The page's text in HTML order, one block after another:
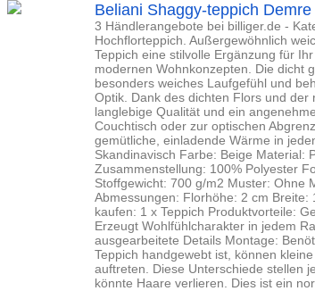
Beliani Shaggy-teppich
3 Händlerangebote bei billiger.de -
Hochflorteppich. Außergewöhnlich
Teppich eine stilvolle Ergänzung für
modernen Wohnkonzepten. Die dicht
besonders weiches Laufgefühl und
Optik. Dank des dichten Flors und der
langlebige Qualität und ein
Couchtisch oder zur optischen
gemütliche, einladende Wärme in
Skandinavisch Farbe: Beige Material:
Zusammenstellung: 100% Polyester
Stoffgewicht: 700 g/m2 Muster: Ohne
Abmessungen: Florhöhe: 2 cm
kaufen: 1 x Teppich Produktvorteile:
Erzeugt Wohlfühlcharakter in jedem
ausgearbeitete Details Montage:
Teppich handgewebt ist, können
auftreten. Diese Unterschiede stellen
könnte Haare verlieren. Dies ist ein